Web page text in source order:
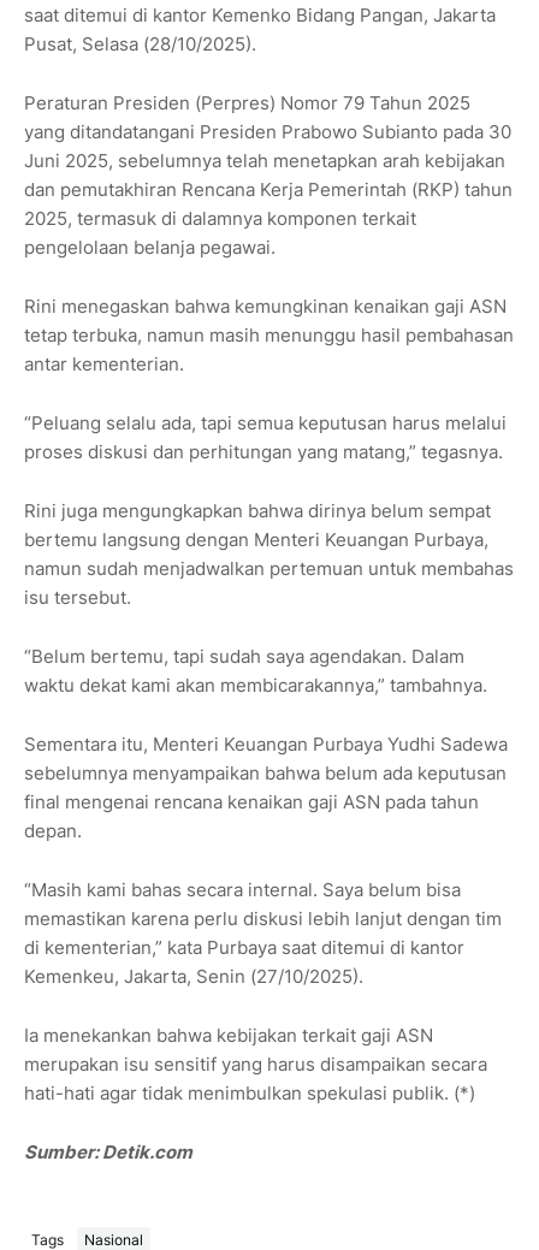
saat ditemui di kantor Kemenko Bidang Pangan, Jakarta
Pusat, Selasa (28/10/2025).
Peraturan Presiden (Perpres) Nomor 79 Tahun 2025
yang ditandatangani Presiden Prabowo Subianto pada 30
Juni 2025, sebelumnya telah menetapkan arah kebijakan
dan pemutakhiran Rencana Kerja Pemerintah (RKP) tahun
2025, termasuk di dalamnya komponen terkait
pengelolaan belanja pegawai.
Rini menegaskan bahwa kemungkinan kenaikan gaji ASN
tetap terbuka, namun masih menunggu hasil pembahasan
antar kementerian.
“Peluang selalu ada, tapi semua keputusan harus melalui
proses diskusi dan perhitungan yang matang,” tegasnya.
Rini juga mengungkapkan bahwa dirinya belum sempat
bertemu langsung dengan Menteri Keuangan Purbaya,
namun sudah menjadwalkan pertemuan untuk membahas
isu tersebut.
“Belum bertemu, tapi sudah saya agendakan. Dalam
waktu dekat kami akan membicarakannya,” tambahnya.
Sementara itu, Menteri Keuangan Purbaya Yudhi Sadewa
sebelumnya menyampaikan bahwa belum ada keputusan
final mengenai rencana kenaikan gaji ASN pada tahun
depan.
“Masih kami bahas secara internal. Saya belum bisa
memastikan karena perlu diskusi lebih lanjut dengan tim
di kementerian,” kata Purbaya saat ditemui di kantor
Kemenkeu, Jakarta, Senin (27/10/2025).
Ia menekankan bahwa kebijakan terkait gaji ASN
merupakan isu sensitif yang harus disampaikan secara
hati-hati agar tidak menimbulkan spekulasi publik. (*)
Sumber: Detik.com
Tags Nasional